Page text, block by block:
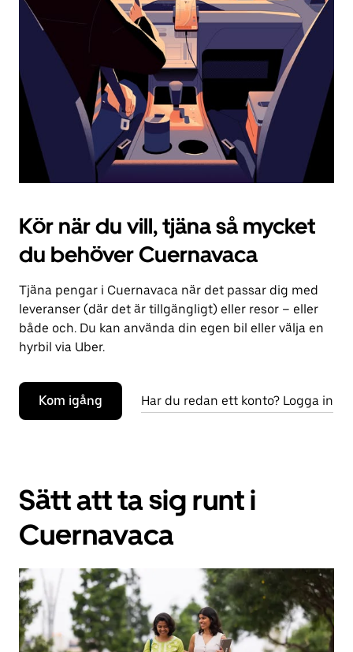
för
stänga
kalendern.
Kör när du vill, tjäna så mycket
du behöver Cuernavaca
Tjäna pengar i Cuernavaca när det passar dig med
leveranser (där det är tillgängligt) eller resor – eller
både och. Du kan använda din egen bil eller välja en
hyrbil via Uber.
Kom igång Har du redan ett konto? Logga in
Sätt att ta sig runt i
Cuernavaca